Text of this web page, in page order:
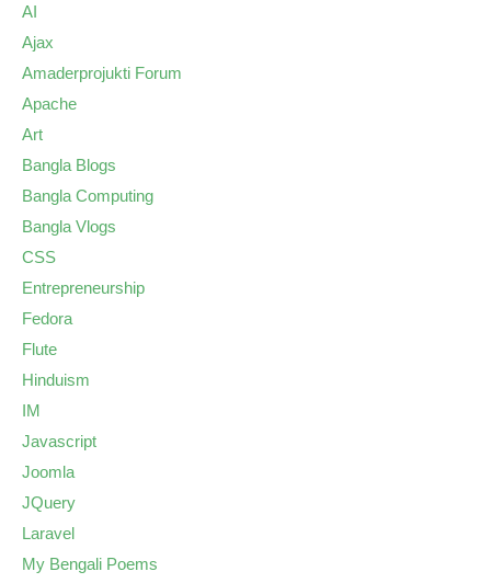
AI
Ajax
Amaderprojukti Forum
Apache
Art
Bangla Blogs
Bangla Computing
Bangla Vlogs
CSS
Entrepreneurship
Fedora
Flute
Hinduism
IM
Javascript
Joomla
JQuery
Laravel
My Bengali Poems